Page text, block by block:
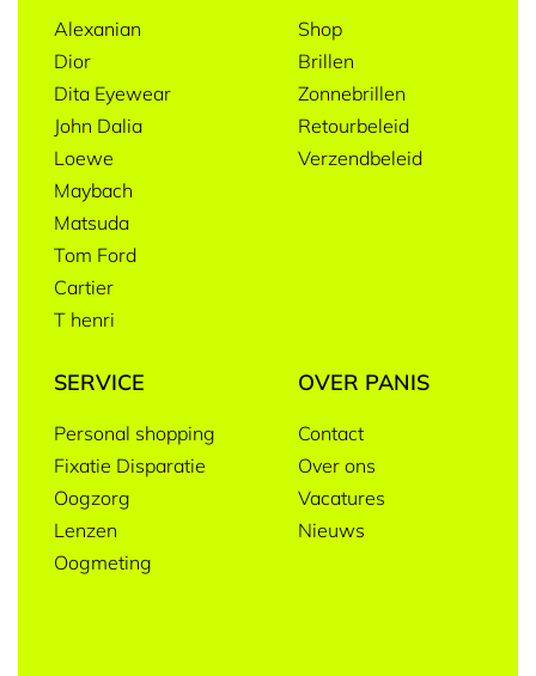
Alexanian
Dior
Dita Eyewear
John Dalia
Loewe
Maybach
Matsuda
Tom Ford
Cartier
T henri
Shop
Brillen
Zonnebrillen
Retourbeleid
Verzendbeleid
SERVICE
Personal shopping
Fixatie Disparatie
Oogzorg
Lenzen
Oogmeting
OVER PANIS
Contact
Over ons
Vacatures
Nieuws